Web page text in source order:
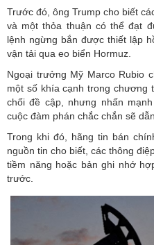
Trước đó, ông Trump cho biết
và một thỏa thuận có thể đạt
lệnh ngừng bắn được thiết lập
vận tải qua eo biển Hormuz.
Ngoại trưởng Mỹ Marco Rubio
một số khía cạnh trong
chối đề cập, nhưng nhấn
cuộc đàm phán chắc chắn sẽ
Trong khi đó, hãng tin bán
nguồn tin cho biết, các thông
tiềm năng hoặc bản ghi nhớ
trước.